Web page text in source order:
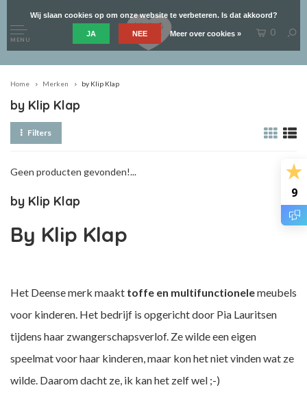
9
MENU
0
Home Merken by Klip Klap
by Klip Klap
Filters
Geen producten gevonden!...
by Klip Klap
By Klip Klap
Het Deense merk maakt toffe en multifunctionelemeubels
voor kinderen. Het bedrijf is opgericht door Pia Lauritsen
tijdens haar zwangerschapsverlof. Ze wilde een eigen
speelmat voor haar kinderen, maar kon het niet vinden wat ze
wilde. Daarom dacht ze, ik kan het zelf wel ;-)
Wij slaan cookies op om onze website te verbeteren. Is dat akkoord?
JA NEE Meer over cookies »